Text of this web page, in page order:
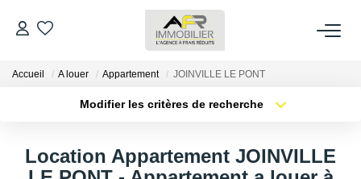
ACHETER
Accueil A louer Appartement JOINVILLE LE PONT
Modifier les critères de recherche
Sélectionnez...
Type de bien
Location Appartement JOINVILLE